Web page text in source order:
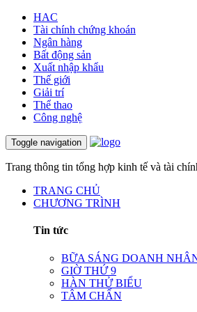
HAC
Tài chính chứng khoán
Ngân hàng
Bất động sản
Xuất nhập khẩu
Thế giới
Giải trí
Thể thao
Công nghệ
Toggle navigation
Trang thông tin tổng hợp kinh tế và tài
TRANG CHỦ
CHƯƠNG TRÌNH
Tin tức
BỮA SÁNG DOANH
GIỜ THỨ 9
HÀN THỬ BIỂU
TÂM CHẤN